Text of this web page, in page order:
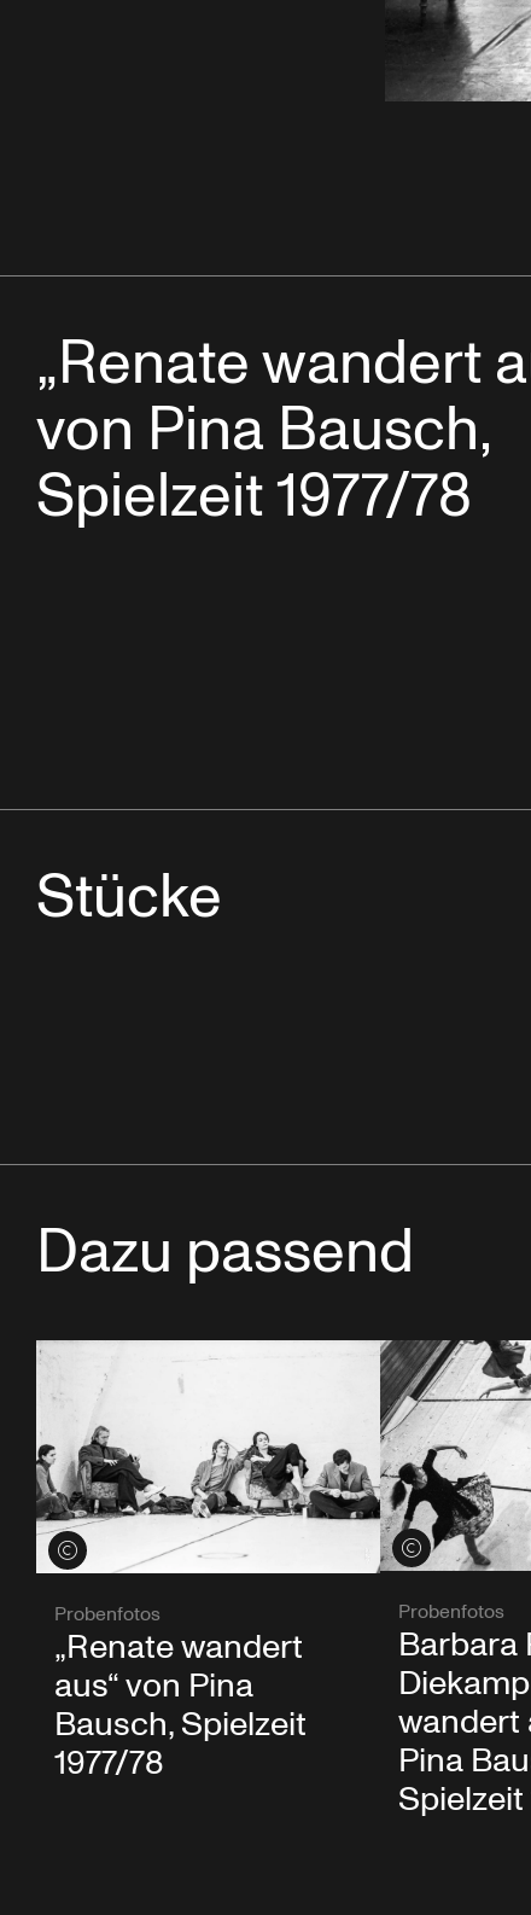
„Renate wandert
von Pina Bausch,
Spielzeit 1977/78
Stücke
Dazu passend
Credits öffnen
Probenfotos
„Renate wandert
aus“ von Pina
Bausch, Spielzeit
1977/78
Credits öffnen
Probenfotos
Barbara
wandert
Pina
Spielzeit